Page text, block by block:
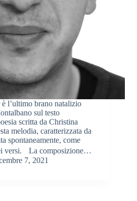
l’ultimo brano natalizio
sul testo
scritta da Christina
melodia, caratterizzata da
spontaneamente, come
versi. La composizione…
7, 2021